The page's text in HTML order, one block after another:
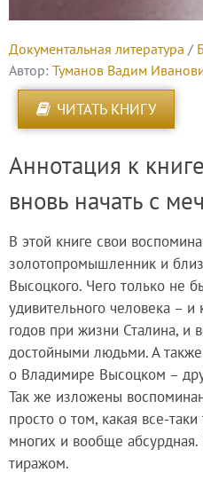
Документальная литература /
Автор: Туманов Вадим
ЧИТАТЬ КНИГУ
Аннотация к
вновь начать с
В этой книге свои
золотопромышленник и
Высоцкого. Чего только не
удивительного человека –
годов при жизни Сталина, и
достойными людьми. А
о Владимире Высоцком –
Так же изложены
просто о том, какая все-
многих и вообще
тиражом.